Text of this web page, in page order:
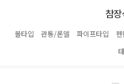
참
볼타입 관통/론델 파이프타입